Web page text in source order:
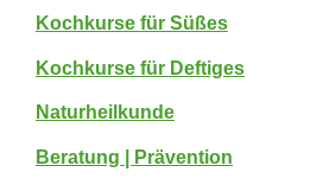
Kochkurse für Süßes
Kochkurse für Deftiges
Naturheilkunde
Beratung | Prävention